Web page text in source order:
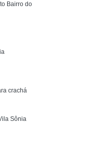
Bairro do
crachá
Sônia